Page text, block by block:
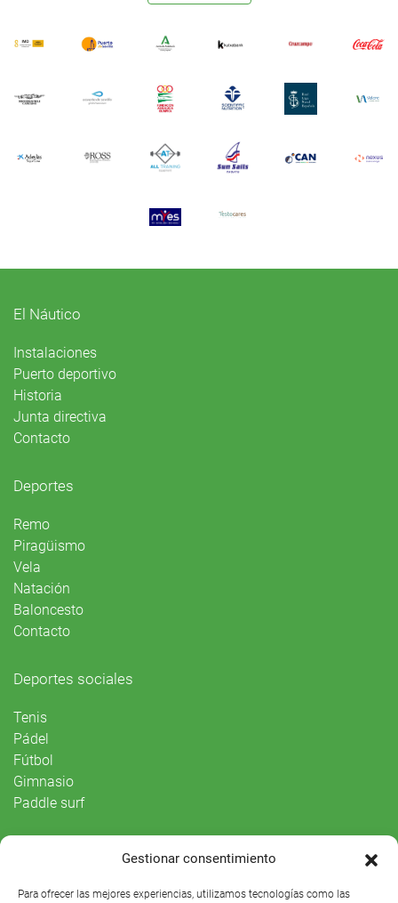
Gestionar consentimiento
Para ofrecer las mejores experiencias, utilizamos tecnologías como las
El Náutico
Instalaciones
Puerto deportivo
Historia
Junta directiva
Contacto
Deportes
Remo
Piragüismo
Vela
Natación
Baloncesto
Contacto
Deportes sociales
Tenis
Pádel
Fútbol
Gimnasio
Paddle surf
Agenda